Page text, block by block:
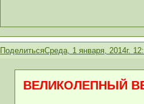
ПоделитьсяСреда, 1 января, 2014г.
ВЕЛИКОЛЕПНЫЙ